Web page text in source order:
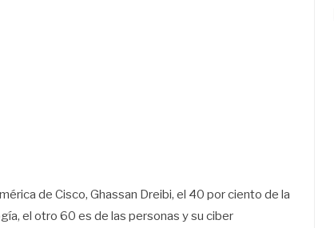
de Cisco, Ghassan Dreibi, el 40 por ciento de la
el otro 60 es de las personas y su ciber